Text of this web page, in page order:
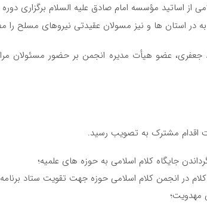
از اساتید مؤسسه امام صادق علیه السلام برگزاری
در استان ها و نیز مسولان عقیدتی نیروهای مسلح را
جعفری، عضو هیأت مدیره انجمن بر حضور مسئولان
اقدام مشترک به تصویب رسید.
جایگاه کلام اسلامی به حوزه های علمیه؛
در انجمن کلام اسلامی حوزه جهت تقویت ستاد
مهدویت؛